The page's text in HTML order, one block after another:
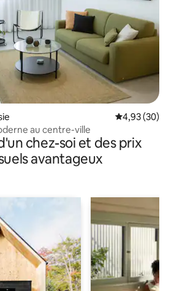
Note
4,93 (30)
au centre-ville
chez-soi et des prix
avantageux